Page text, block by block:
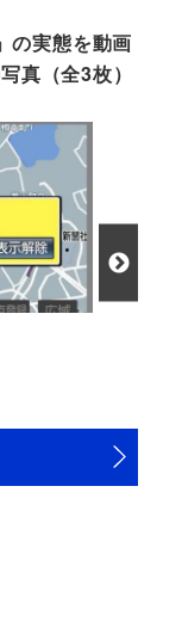
の実態を動画
真（全3枚）